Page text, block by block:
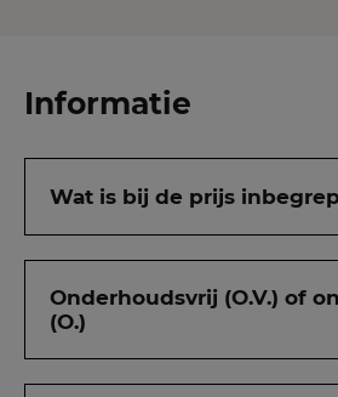
Informatie
Wat is bij de prijs
Onderhoudsvrij (O.V.) of
(O.)